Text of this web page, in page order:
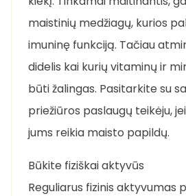
maistinių medžiagų, kurios
imuninę funkciją. Tačiau
didelis kai kurių vitaminų ir
būti žalingas. Pasitarkite su
priežiūros paslaugų teikėju,
jums reikia maisto papildų.
Būkite fiziškai aktyvūs
Reguliarus fizinis aktyvumas